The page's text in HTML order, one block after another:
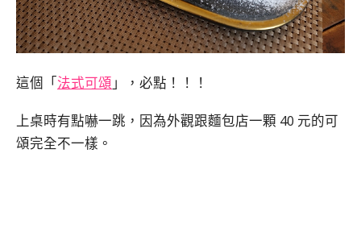
這個「法式可頌 」，必點！！！
上桌時有點嚇一跳，因為外觀跟麵包店一顆 40 元的可
頌完全不一樣。